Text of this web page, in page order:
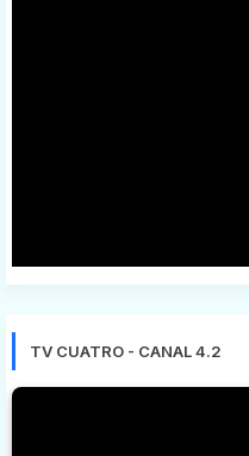
TV CUATRO - CANAL 4.2